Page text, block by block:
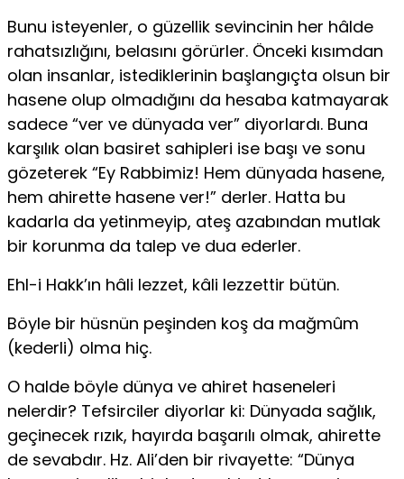
Bunu isteyenler, o güzellik sevincinin her hâlde
rahatsızlığını, belasını görürler. Önceki kısımdan
olan insanlar, istediklerinin başlangıçta olsun bir
hasene olup olmadığını da hesaba katmayarak
sadece “ver ve dünyada ver” diyorlardı. Buna
karşılık olan basiret sahipleri ise başı ve sonu
gözeterek “Ey Rabbimiz! Hem dünyada hasene,
hem ahirette hasene ver!” derler. Hatta bu
kadarla da yetinmeyip, ateş azabından mutlak
bir korunma da talep ve dua ederler.
Ehl-i Hakk’ın hâli lezzet, kâli lezzettir bütün.
Böyle bir hüsnün peşinden koş da mağmûm
(kederli) olma hiç.
O halde böyle dünya ve ahiret haseneleri
nelerdir? Tefsirciler diyorlar ki: Dünyada sağlık,
geçinecek rızık, hayırda başarılı olmak, ahirette
de sevabdır. Hz. Ali’den bir rivayette: “Dünya